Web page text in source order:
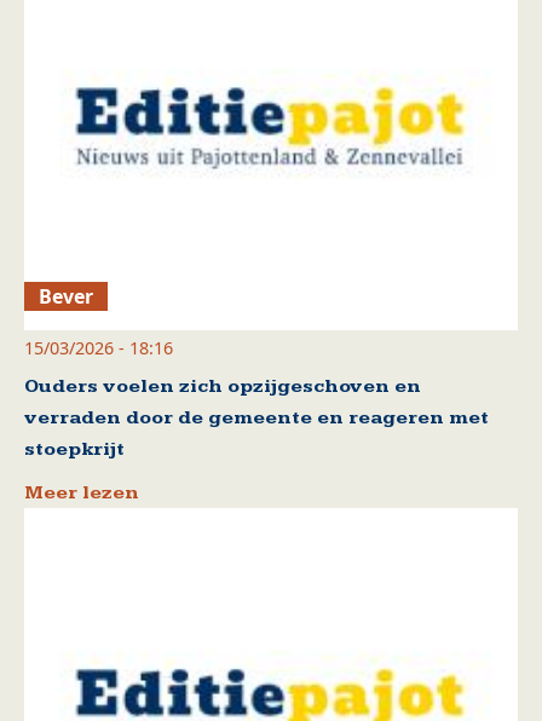
Bever
15/03/2026 - 18:16
Ouders voelen zich opzijgeschoven en
verraden door de gemeente en reageren met
stoepkrijt
Meer lezen